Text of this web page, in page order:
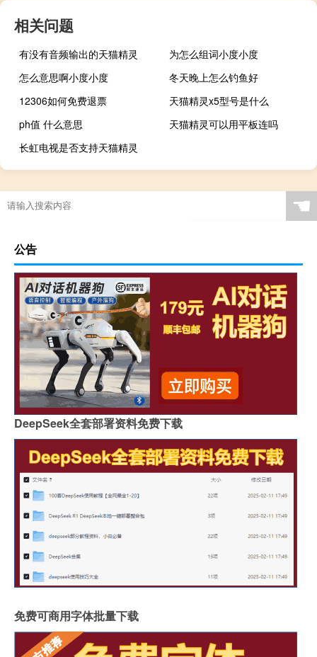
相关问题
有没有音频输出的天猫精灵
为怎么组词小度小度
怎么意思啊小度小度
冬天晚上怎么钓鱼好
12306如何免费退票
天猫精灵x5型号是什么
ph值 什么意思
天猫精灵可以用平板连吗
长虹电视是否支持天猫精灵
☚
公告
DeepSeek全套部署资料免费下载
免费可商用字体批量下载